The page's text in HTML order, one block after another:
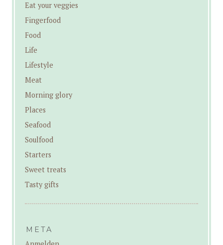
Eat your veggies
Fingerfood
Food
Life
Lifestyle
Meat
Morning glory
Places
Seafood
Soulfood
Starters
Sweet treats
Tasty gifts
META